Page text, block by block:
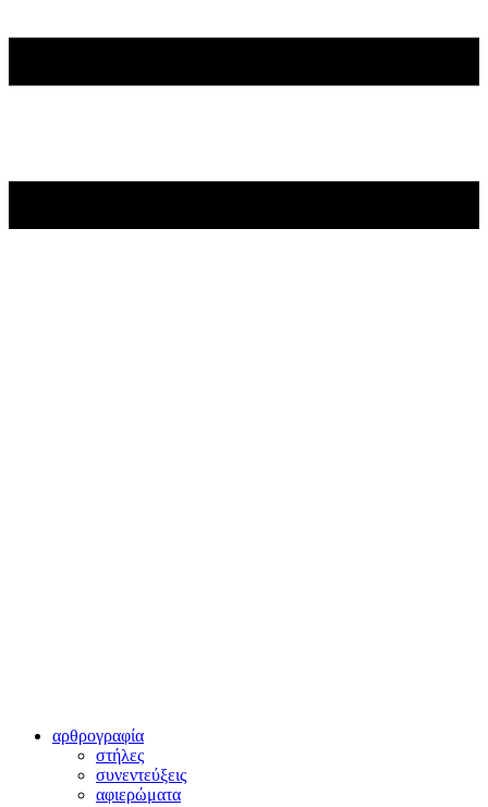
αρθρογραφία
στήλες
συνεντεύξεις
αφιερώματα